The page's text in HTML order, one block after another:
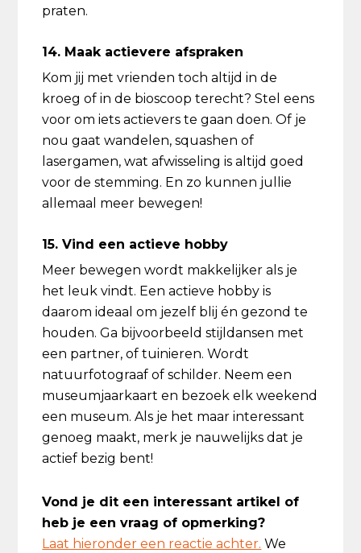
praten.
14. Maak actievere afspraken
Kom jij met vrienden toch altijd in de
kroeg of in de bioscoop terecht? Stel eens
voor om iets actievers te gaan doen. Of je
nou gaat wandelen, squashen of
lasergamen, wat afwisseling is altijd goed
voor de stemming. En zo kunnen jullie
allemaal meer bewegen!
15. Vind een actieve hobby
Meer bewegen wordt makkelijker als je
het leuk vindt. Een actieve hobby is
daarom ideaal om jezelf blij én gezond te
houden. Ga bijvoorbeeld stijldansen met
een partner, of tuinieren. Wordt
natuurfotograaf of schilder. Neem een
museumjaarkaart en bezoek elk weekend
een museum. Als je het maar interessant
genoeg maakt, merk je nauwelijks dat je
actief bezig bent!
Vond je dit een interessant artikel of
heb je een vraag of opmerking?
Laat hieronder een reactie achter. We